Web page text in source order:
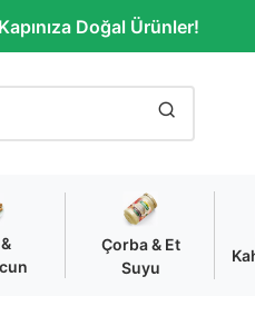
Doğal Ürünler!
Çorba & Et
Suyu